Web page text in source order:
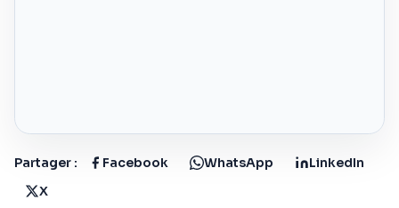
Partager : Facebook WhatsApp
LinkedIn
X